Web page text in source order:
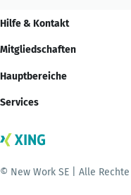
Hilfe & Kontakt
Mitgliedschaften
Hauptbereiche
Services
© New Work SE | Alle